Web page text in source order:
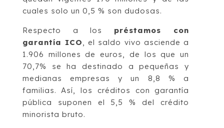
cuales solo un 0,5 % son dudosas.
Respecto a los préstamos con
garantía ICO
, el saldo vivo asciende a
1.906 millones de euros, de los que un
70,7% se ha destinado a pequeñas y
medianas empresas y un 8,8 % a
familias. Así, los créditos con garantía
pública suponen el 5,5 % del crédito
minorista bruto.